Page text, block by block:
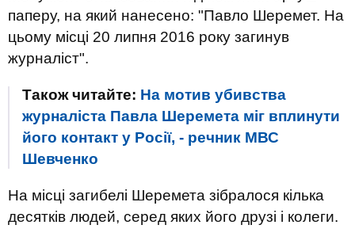
паперу, на який нанесено: "Павло Шеремет. На
цьому місці 20 липня 2016 року загинув
журналіст".
Також читайте: На мотив убивства
журналіста Павла Шеремета міг вплинути
його контакт у Росії, - речник МВС
Шевченко
На місці загибелі Шеремета зібралося кілька
десятків людей, серед яких його друзі і колеги.